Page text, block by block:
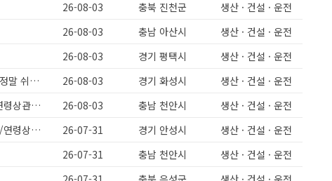
26-08-03 충북 진천군
생산 · 건설 · 운전
26-08-03 충남 아산시
생산 · 건설 · 운전
26-08-03 경기 평택시
생산 · 건설 · 운전
[]워라벨 최고/일찍퇴근 []현대1차협력사 []자동차시트 생산보조업무 []정말 쉬운 업무 26-08-03 경기 화성시
생산 · 건설 · 운전
안성미양)주간고정/주급가능/과일세척/배합/초보도가능/유류비지원/연령상관없어요 26-08-03 충남 천안시
생산 · 건설 · 운전
미양면)클렌즈주스제조/주간고정/주급가능/유류비지원/과일세척/배합/연령상관없어요 26-07-31 경기 안성시
생산 · 건설 · 운전
26-07-31 충남 천안시
생산 · 건설 · 운전